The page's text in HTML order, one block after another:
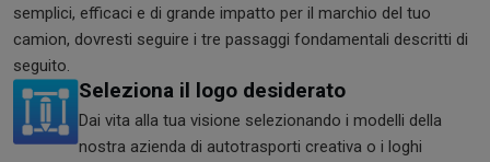
semplici, efficaci e di grande impatto per il marchio del tuo
camion, dovresti seguire i tre passaggi fondamentali descritti di
seguito.
Seleziona il logo desiderato
Dai vita alla tua visione selezionando i modelli della
nostra azienda di autotrasporti creativa o i loghi